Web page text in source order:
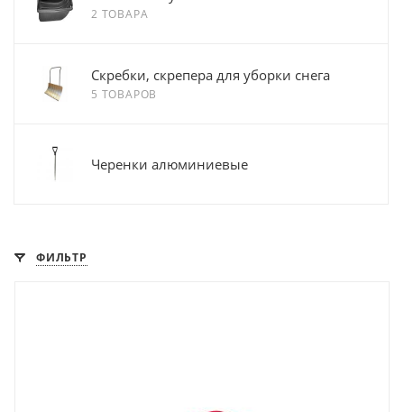
2 ТОВАРА
Скребки, скрепера для уборки снега
5 ТОВАРОВ
Черенки алюминиевые
ФИЛЬТР